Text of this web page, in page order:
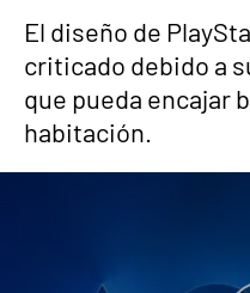
El diseño de
criticado debido a
que pueda encajar
habitación.